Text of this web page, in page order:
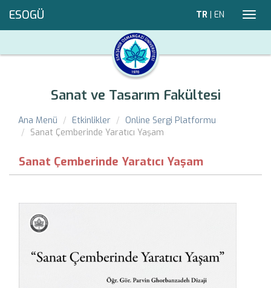
ESOGÜ TR | EN
Sanat ve Tasarım Fakültesi
Ana Menü Etkinlikler
Online Sergi Platformu
Sanat Çemberinde Yaratıcı Yaşam
Sanat Çemberinde Yaratıcı Yaşam